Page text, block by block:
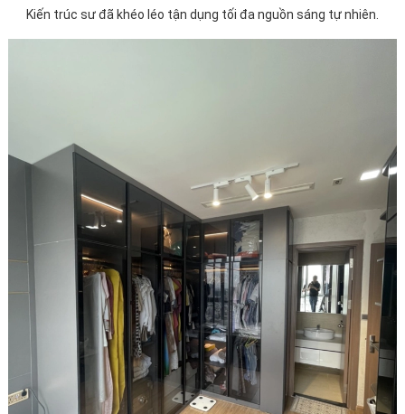
Kiến trúc sư đã khéo léo tận dụng tối đa nguồn sáng tự nhiên.